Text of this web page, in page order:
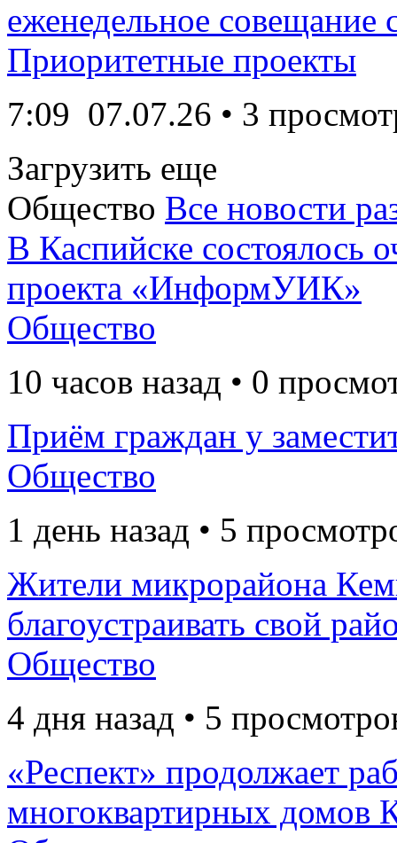
еженедельное совещание
Приоритетные проекты
7:09 07.07.26 • 3
Загрузить еще
Общество Все новости
В Каспийске состоялось
проекта «ИнформУИК»
Общество
10 часов назад • 0
Приём граждан у
Общество
1 день назад • 5
Жители микрорайона
благоустраивать свой
Общество
4 дня назад • 5
«Респект» продолжает
многоквартирных домов